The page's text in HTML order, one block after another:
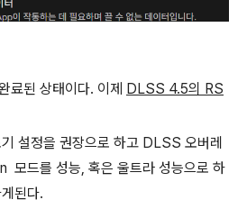
료된 상태이다. 이제 DLSS 4.5의 RS
설정을 권장으로 하고 DLSS 오버레
드를 성능, 혹은 울트라 성능으로 하
된다.